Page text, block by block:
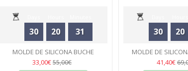
30 20 31
43
MOLDE DE SILICONA BUCHE
QUENELLE - SILIKOMART
33,00€55,00€
30 20
43
MOLDE DE
41,40€